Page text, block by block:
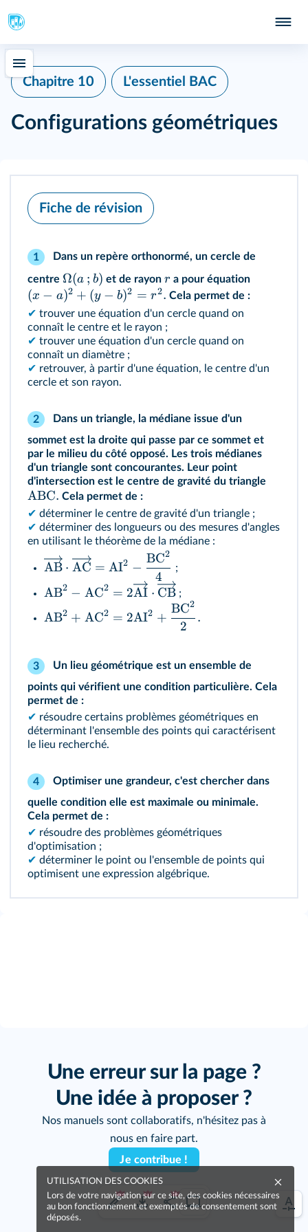
Chapitre 10 L'essentiel BAC
Configurations géométriques
Fiche de révision
1 Dans un repère orthonormé, un cercle de
centre Ω(a ; b) et de rayon r a pour équation
(x − a)2 + (y − b)2 = r2. Cela permet de :
✔ trouver une équation d'un cercle quand on
connaît le centre et le rayon ;
✔ trouver une équation d'un cercle quand on
connaît un diamètre ;
✔ retrouver, à partir d'une équation, le centre d'un
cercle et son rayon.
2
Dans un triangle, la médiane issue d'un
sommet est la droite qui passe par ce sommet et
par le milieu du côté opposé. Les trois médianes
d'un triangle sont concourantes. Leur point
d'intersection est le centre de gravité du triangle
ABC. Cela permet de :
✔ déterminer le centre de gravité d'un triangle ;
✔ déterminer des longueurs ou des mesures d'angles
en utilisant le théorème de la médiane :
AB ⋅ AC = AI2 −
4
BC2
;
AB2 − AC2 = 2AI ⋅ CB;
AB2 + AC2 = 2AI2 +
2
BC2
.
3
Un lieu géométrique est un ensemble de
points qui vérifient une condition particulière. Cela
permet de :
✔ résoudre certains problèmes géométriques en
déterminant l'ensemble des points qui caractérisent
le lieu recherché.
4
Optimiser une grandeur, c'est chercher dans
quelle condition elle est maximale ou minimale.
Cela permet de :
✔ résoudre des problèmes géométriques
d'optimisation ;
✔ déterminer le point ou l'ensemble de points qui
optimisent une expression algébrique.
Une erreur sur la page ?
Une idée à proposer ?
Nos manuels sont collaboratifs, n'hésitez pas à
nous en faire part.
Je contribue !
UTILISATION DES COOKIES
Lors de votre navigation sur ce site, des cookies nécessaires
au bon fonctionnement et exemptés de consentement sont
déposés.